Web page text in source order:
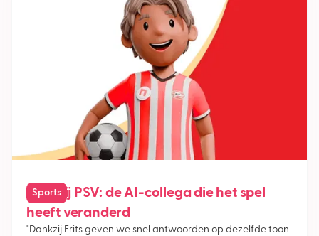
Sports
Frits bij PSV: de AI-collega die het spel
heeft veranderd
"Dankzij Frits geven we snel antwoorden op dezelfde toon.